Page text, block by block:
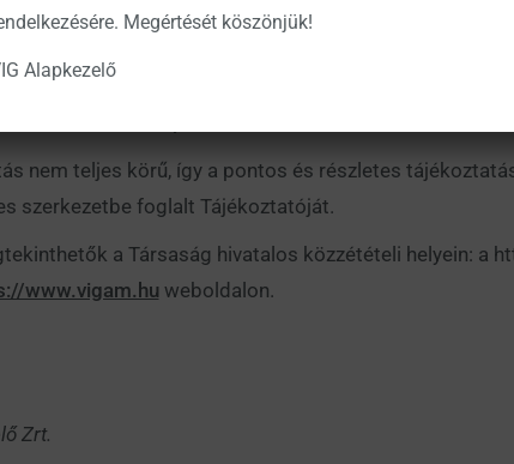
Fektető Részalap
Fektető Részalap
Részalap
nem teljes körű, így a pontos és részletes
szerkezetbe foglalt Tájékoztatóját.
a Társaság hivatalos közzétételi helyein: a
www.vigam.hu weboldalon.
Zrt.
Megértését köszönjük!
Alapkezelő